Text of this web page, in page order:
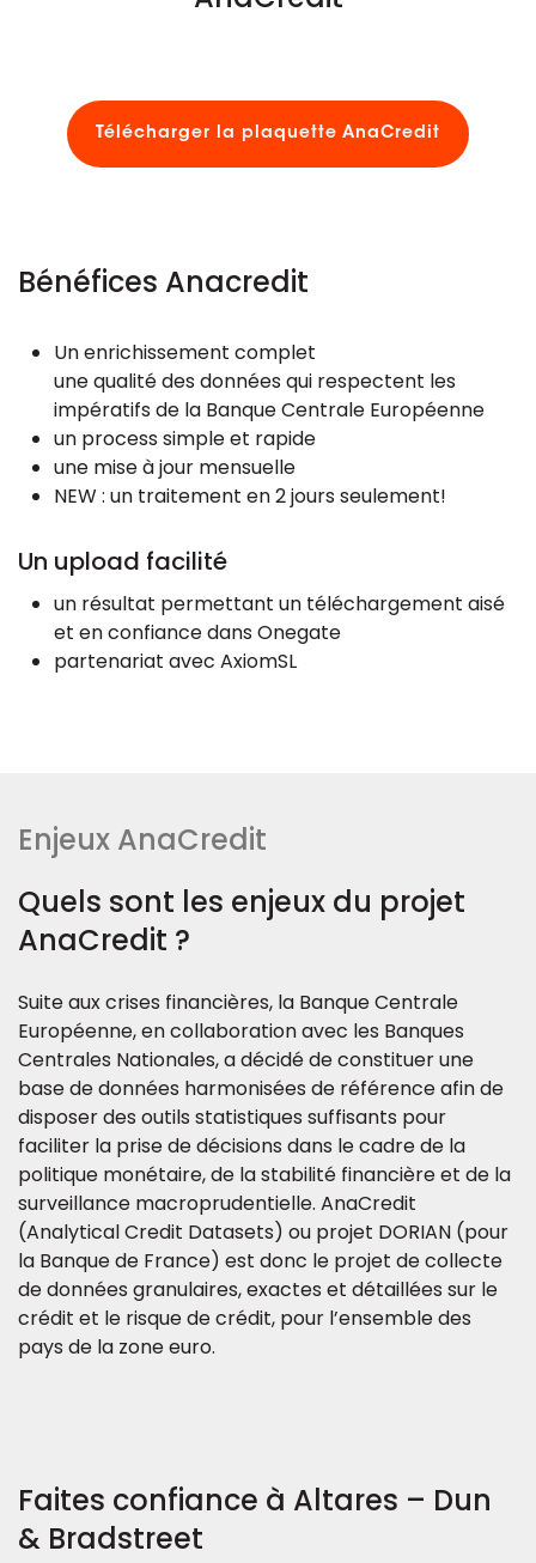
Dates AnaCredit
Télécharger la plaquette AnaCredit
Bénéfices Anacredit
Un enrichissement complet
une qualité des données qui respectent les
impératifs de la Banque Centrale Européenne
un process simple et rapide
une mise à jour mensuelle
NEW : un traitement en 2 jours seulement!
Un upload facilité
un résultat permettant un téléchargement aisé
et en confiance dans Onegate
partenariat avec AxiomSL
Enjeux AnaCredit
Quels sont les enjeux du projet
AnaCredit ?
Suite aux crises financières, la Banque Centrale
Européenne, en collaboration avec les Banques
Centrales Nationales, a décidé de constituer une
base de données harmonisées de référence afin de
disposer des outils statistiques suffisants pour
faciliter la prise de décisions dans le cadre de la
politique monétaire, de la stabilité financière et de la
surveillance macroprudentielle. AnaCredit
(Analytical Credit Datasets) ou projet DORIAN (pour
la Banque de France) est donc le projet de collecte
de données granulaires, exactes et détaillées sur le
crédit et le risque de crédit, pour l’ensemble des
pays de la zone euro.
Faites confiance à Altares – Dun
& Bradstreet